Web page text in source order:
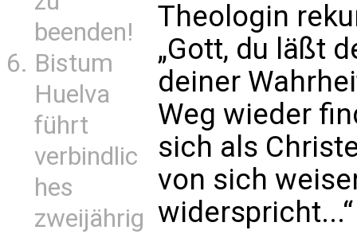
beenden!
Bistum
Huelva
führt
verbindlic
hes
zweijährig
Theologin
„Gott, du läßt
deiner
Weg wieder
sich als
von sich
widerspricht...“